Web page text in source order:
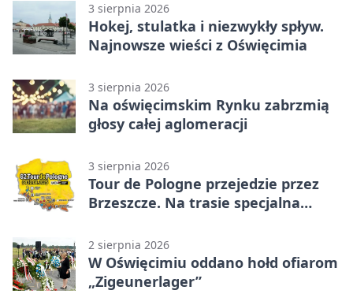
3 sierpnia 2026
Hokej, stulatka i niezwykły spływ.
Najnowsze wieści z Oświęcimia
3 sierpnia 2026
Na oświęcimskim Rynku zabrzmią
głosy całej aglomeracji
3 sierpnia 2026
Tour de Pologne przejedzie przez
Brzeszcze. Na trasie specjalna
2 sierpnia 2026
W Oświęcimiu oddano hołd ofiarom
„Zigeunerlager”